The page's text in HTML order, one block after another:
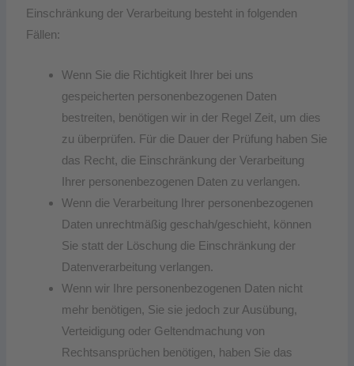
Einschränkung der Verarbeitung besteht in folgenden
Fällen:
Wenn Sie die Richtigkeit Ihrer bei uns
gespeicherten personenbezogenen Daten
bestreiten, benötigen wir in der Regel Zeit, um dies
zu überprüfen. Für die Dauer der Prüfung haben Sie
das Recht, die Einschränkung der Verarbeitung
Ihrer personenbezogenen Daten zu verlangen.
Wenn die Verarbeitung Ihrer personenbezogenen
Daten unrechtmäßig geschah/geschieht, können
Sie statt der Löschung die Einschränkung der
Datenverarbeitung verlangen.
Wenn wir Ihre personenbezogenen Daten nicht
mehr benötigen, Sie sie jedoch zur Ausübung,
Verteidigung oder Geltendmachung von
Rechtsansprüchen benötigen, haben Sie das